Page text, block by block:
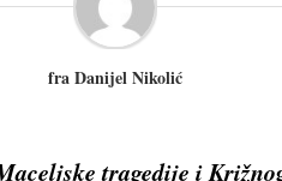
fra Danijel Nikolić
tragedije i